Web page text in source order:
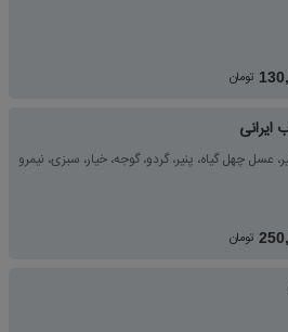
تومان
ایرانی
عسل چهل گیاه، پنیر، گردو، گوجه، خیار، سبزی، نیمرو
تومان